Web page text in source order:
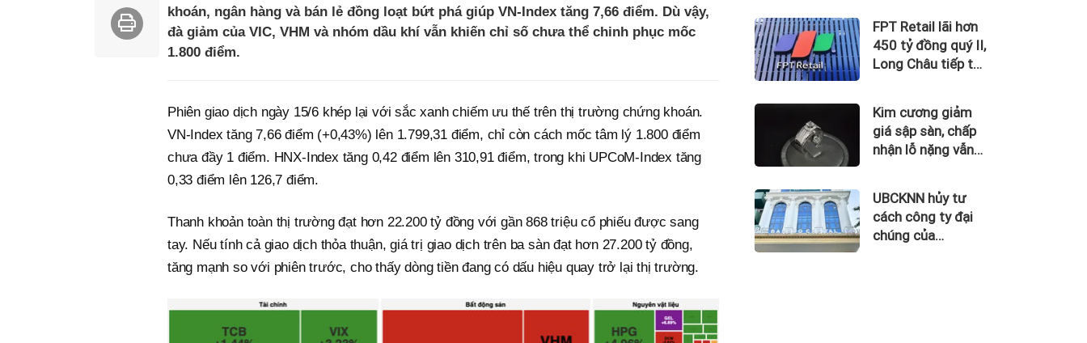
khoán, ngân hàng và bán lẻ đồng loạt bứt phá giúp VN-Index tăng 7,66 điểm. Dù vậy,
đà giảm của VIC, VHM và nhóm dầu khí vẫn khiến chỉ số chưa thể chinh phục mốc
1.800 điểm.
Phiên giao dịch ngày 15/6 khép lại với sắc xanh chiếm ưu thế trên thị trường chứng khoán.
VN-Index tăng 7,66 điểm (+0,43%) lên 1.799,31 điểm, chỉ còn cách mốc tâm lý 1.800 điểm
chưa đầy 1 điểm. HNX-Index tăng 0,42 điểm lên 310,91 điểm, trong khi UPCoM-Index tăng
0,33 điểm lên 126,7 điểm.
Thanh khoản toàn thị trường đạt hơn 22.200 tỷ đồng với gần 868 triệu cổ phiếu được sang
tay. Nếu tính cả giao dịch thỏa thuận, giá trị giao dịch trên ba sàn đạt hơn 27.200 tỷ đồng,
tăng mạnh so với phiên trước, cho thấy dòng tiền đang có dấu hiệu quay trở lại thị trường.
FPT Retail lãi hơn
450 tỷ đồng quý II,
Long Châu tiếp tục
Kim cương giảm
giá sập sàn, chấp
nhận lỗ nặng vẫn
UBCKNN hủy tư
cách công ty đại
chúng của